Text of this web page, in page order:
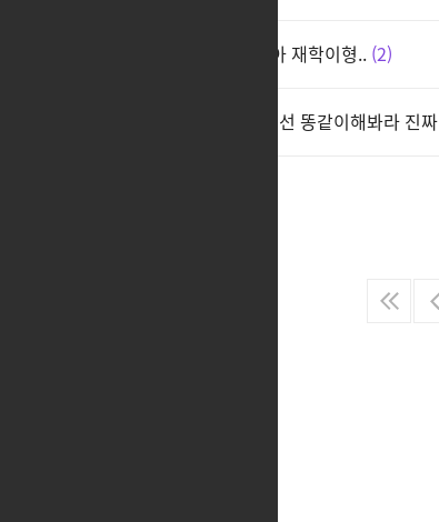
진짜 인파 ** 같아서 접을거 같아 재학이형.. 2
전재학 이거보고도 패싱이나 개선 똥같이해봐라 진짜